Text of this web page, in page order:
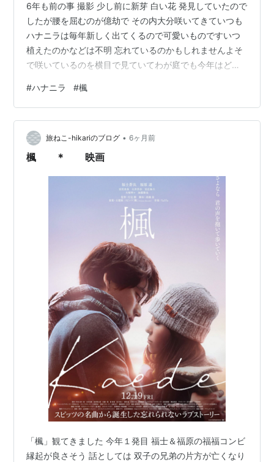
6年も前の事 撮影 少し前に新芽 白い花 発見していたので
したが腰を屈むのが億劫で その内大分咲いてきていつも
ハナニラは毎年新しく出てくるので可愛いものですいつ
植えたのかなどは不明 忘れているのかもしれませんよそ
で咲いているのを横目で見ていてわが庭でも今年はどう
れたところに 赤ちゃんがうそ 驚いた10時過ぎて 暖かな
日差しを受けてあのお花たちは顔を上げて 嬉しそうに花
の上は楓が開き始めています 赤ちゃんの手の準備体操朝
のこと ハナニラのあと 植木鉢に一輪思いがけず 見つけ
た 驚きと嬉しさ
#ハナニラ #楓
旅ねこ-hikariのブログ • 6ヶ月前
楓 ＊ 映画
「楓」観てきました 今年１発目 福士＆福原の福福コンビ
縁起が良さそう 話としては 双子の兄弟の片方が亡くなり